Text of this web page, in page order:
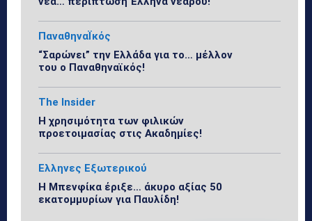
ΠαναθηναΪκός
“Σαρώνει” την Ελλάδα για το… μέλλον
του ο Παναθηναϊκός!
The Insider
Η χρησιμότητα των φιλικών
προετοιμασίας στις Ακαδημίες!
Ελληνες Εξωτερικού
Η Μπενφίκα έριξε… άκυρο αξίας 50
εκατομμυρίων για Παυλίδη!